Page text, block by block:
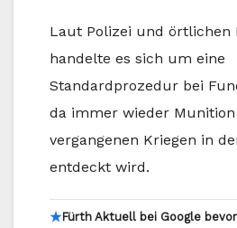
Laut Polizei und örtlichen
handelte es sich um eine
Standardprozedur bei
da immer wieder Munition
vergangenen Kriegen in
entdeckt wird.
★Fürth Aktuell bei Google